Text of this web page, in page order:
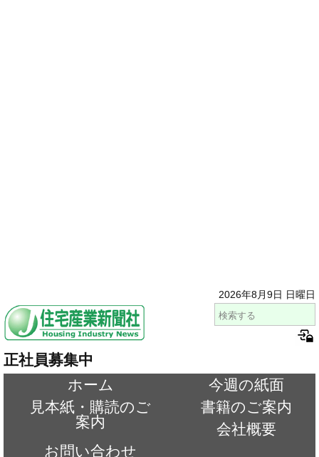
2026年8月9日 日曜日
正社員募集中
ホーム
今週の紙面
見本紙・購読のご
案内
書籍のご案内
会社概要
お問い合わせ